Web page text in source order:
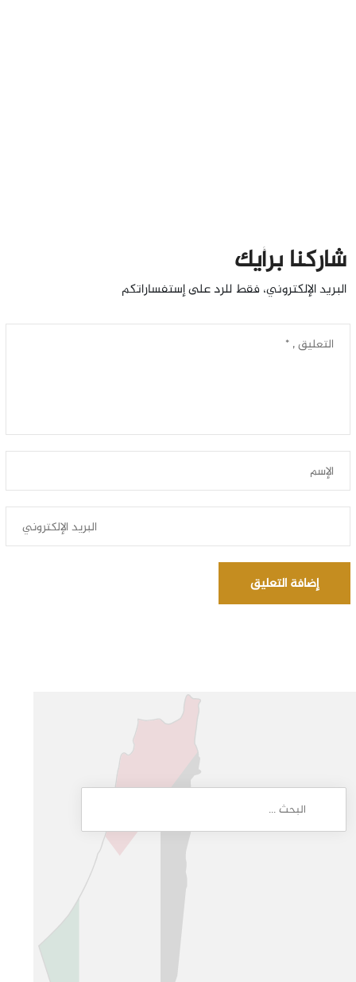
شاركنا برأيك
البريد الإلكتروني، فقط للرد على إستفساراتكم
إضافة التعليق